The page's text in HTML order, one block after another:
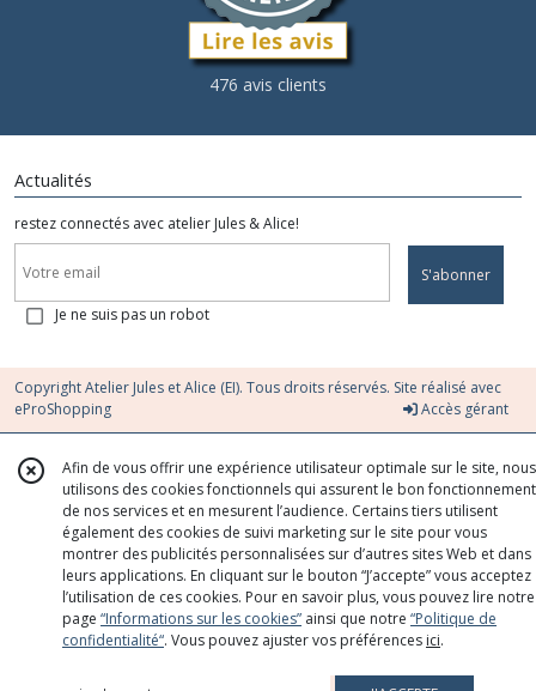
476 avis clients
Actualités
restez connectés avec atelier Jules & Alice!
S'abonner
Je ne suis pas un robot
Copyright Atelier Jules et Alice (EI). Tous droits réservés. Site réalisé avec
eProShopping
Accès gérant
Afin de vous offrir une expérience utilisateur optimale sur le site, nous
utilisons des cookies fonctionnels qui assurent le bon fonctionnement
de nos services et en mesurent l’audience. Certains tiers utilisent
également des cookies de suivi marketing sur le site pour vous
montrer des publicités personnalisées sur d’autres sites Web et dans
leurs applications. En cliquant sur le bouton “J’accepte” vous acceptez
l’utilisation de ces cookies. Pour en savoir plus, vous pouvez lire notre
page “Informations sur les cookies” ainsi que notre “Politique de
confidentialité“. Vous pouvez ajuster vos préférences ici.